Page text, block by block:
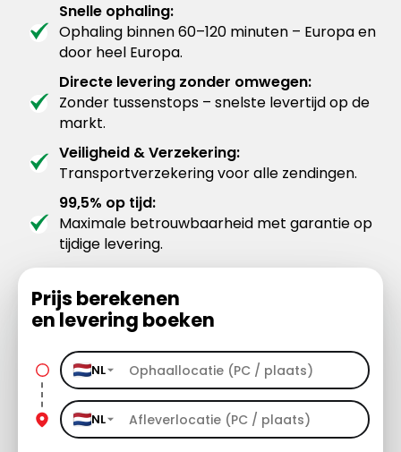
Snelle ophaling:
Ophaling binnen 60–120 minuten – Europa en
door heel Europa.
Directe levering zonder omwegen:
Zonder tussenstops – snelste levertijd op de
markt.
Veiligheid & Verzekering:
Transportverzekering voor alle zendingen.
99,5% op tijd:
Maximale betrouwbaarheid met garantie op
tijdige levering.
Prijs berekenen
en levering boeken
NL
NL